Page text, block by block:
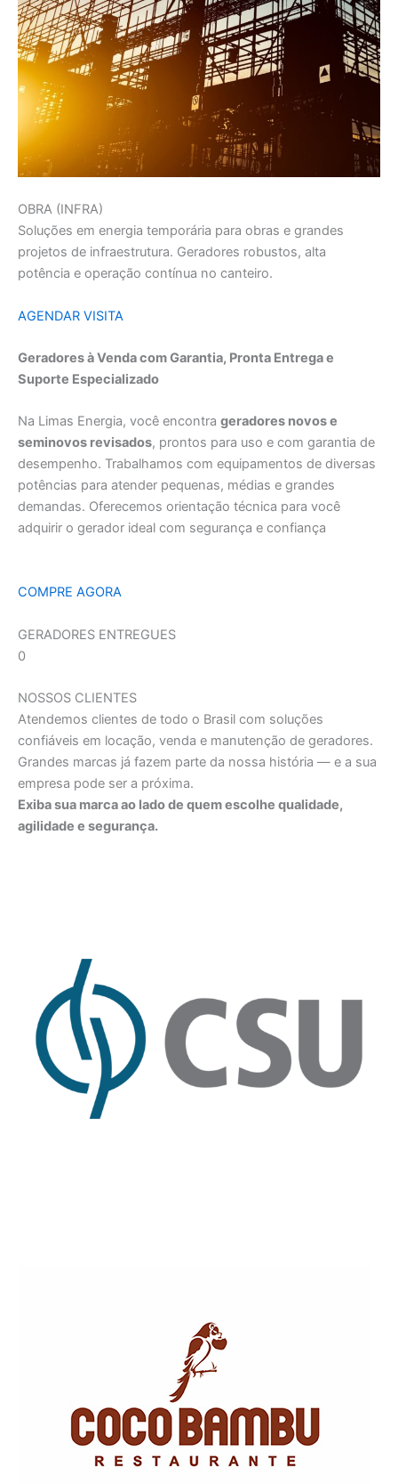
OBRA (INFRA)
Soluções em energia temporária para obras e grandes
projetos de infraestrutura. Geradores robustos, alta
potência e operação contínua no canteiro.
AGENDAR VISITA
Geradores à Venda com Garantia, Pronta Entrega e
Suporte Especializado
Na Limas Energia, você encontra geradores novos e
seminovos revisados, prontos para uso e com garantia de
desempenho. Trabalhamos com equipamentos de diversas
potências para atender pequenas, médias e grandes
demandas. Oferecemos orientação técnica para você
adquirir o gerador ideal com segurança e confiança
COMPRE AGORA
GERADORES ENTREGUES
0
NOSSOS CLIENTES
Atendemos clientes de todo o Brasil com soluções
confiáveis em locação, venda e manutenção de geradores.
Grandes marcas já fazem parte da nossa história — e a sua
empresa pode ser a próxima.
Exiba sua marca ao lado de quem escolhe qualidade,
agilidade e segurança.